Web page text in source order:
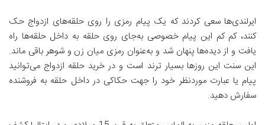
ایرلندی‌ها سعی کردند که یک پیام رمزی را روی حلقه‌های ازدواج حک
کنند، کم کم این پیام خصوصی به‌جای روی حلقه به داخل حلقه‌ها راه
یافت و از دیده‌ها پنهان شد و به‌عنوان رمزی میان زن و شوهر باقی ماند.
این سنت این روزها بسیار ترند است و در خرید حلقه ازدواج می‌توانید
پیام یا عبارت موردنظر خود را جهت حکاکی در داخل حلقه به فروشنده
سفارش دهید.